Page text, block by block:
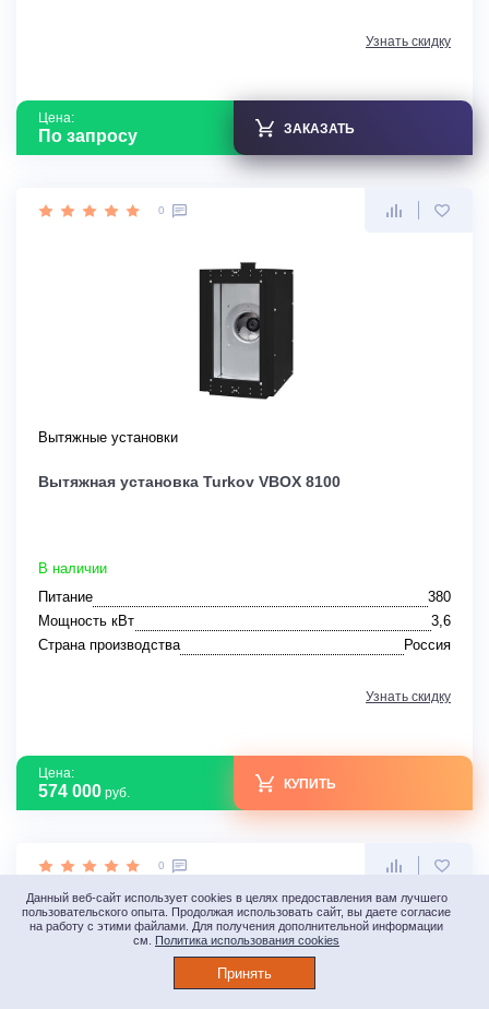
Данный веб-сайт использует cookies в целях предоставления вам лучшего
пользовательского опыта. Продолжая использовать сайт, вы даете согласие
на работу с этими файлами. Для получения дополнительной информации
см. Политика использования cookies
Принять
Узнать скидку
Цена:
По запросу ЗАКАЗАТЬ
0
Вытяжные установки
Вытяжная установка Turkov VBOX 8100
В наличии
Питание
380
Мощность кВт
3,6
Страна производства
Россия
Узнать скидку
Цена:
574 000 руб.
КУПИТЬ
0